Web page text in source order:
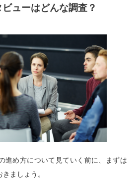
ューはどんな調査？
進め方について見ていく前に、まずは
ましょう。